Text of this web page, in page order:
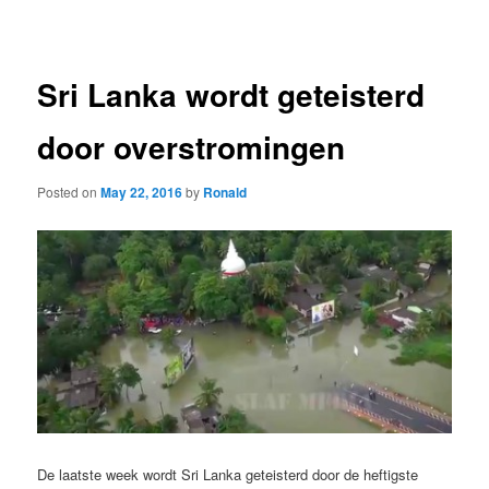
Sri Lanka wordt geteisterd
door overstromingen
Posted onMay 22, 2016by Ronald
De laatste week wordt Sri Lanka geteisterd door de heftigste